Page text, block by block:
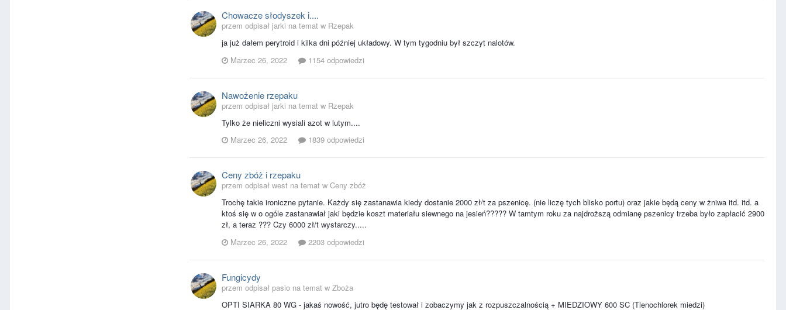
Chowacze słodyszek i....
przem odpisał jarki na temat w Rzepak
ja już dałem perytroid i kilka dni później układowy. W tym tygodniu był szczyt nalotów.
Marzec 26, 2022
1154 odpowiedzi
Nawożenie rzepaku
przem odpisał jarki na temat w Rzepak
Tylko że nieliczni wysiali azot w lutym....
Marzec 26, 2022
1839 odpowiedzi
Ceny zbóż i rzepaku
przem odpisał west na temat w Ceny zbóż
Trochę takie ironiczne pytanie. Każdy się zastanawia kiedy dostanie 2000 zł/t za pszenicę. (nie liczę tych blisko portu) oraz jakie będą ceny w żniwa itd. itd. a
ktoś się w o ogóle zastanawiał jaki będzie koszt materiału siewnego na jesień????? W tamtym roku za najdroższą odmianę pszenicy trzeba było zapłacić 2900
zł, a teraz ??? Czy 6000 zł/t wystarczy.....
Marzec 26, 2022
2203 odpowiedzi
Fungicydy
przem odpisał pasio na temat w Zboża
OPTI SIARKA 80 WG - jakaś nowość, jutro będę testował i zobaczymy jak z rozpuszczalnością + MIEDZIOWY 600 SC (Tlenochlorek miedzi)